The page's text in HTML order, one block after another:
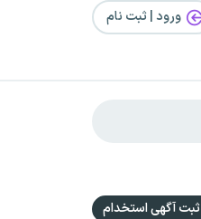
ورود | ثبت‌ نام
ثبت آگهی استخدام